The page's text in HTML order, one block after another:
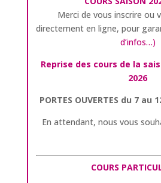
Merci de vous inscrire ou
directement en ligne, pour
d’infos…)
Reprise des cours de la
2026
PORTES OUVERTES du 7
En attendant, nous vous
COURS